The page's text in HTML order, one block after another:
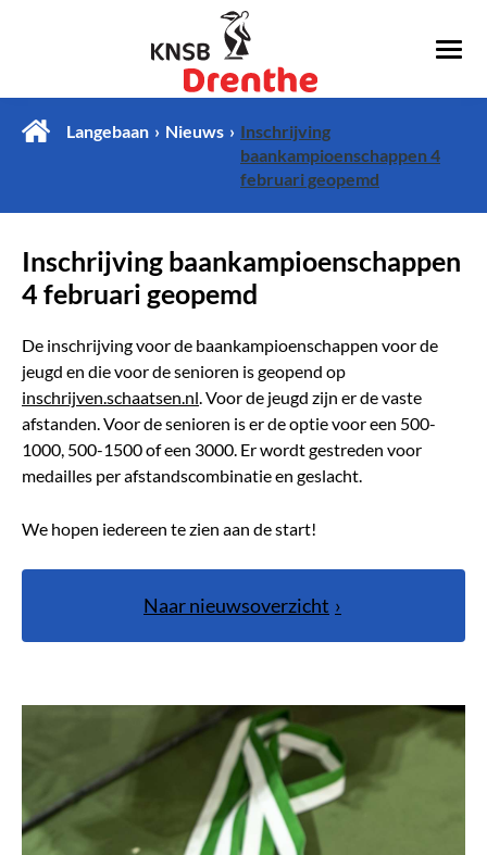
Langebaan Nieuws
Inschrijving
baankampioenschappen 4
februari geopemd
Inschrijving baankampioenschappen
4 februari geopemd
De inschrijving voor de baankampioenschappen voor de
jeugd en die voor de senioren is geopend op
inschrijven.schaatsen.nl. Voor de jeugd zijn er de vaste
afstanden. Voor de senioren is er de optie voor een 500-
1000, 500-1500 of een 3000. Er wordt gestreden voor
medailles per afstandscombinatie en geslacht.
We hopen iedereen te zien aan de start!
Naar nieuwsoverzicht